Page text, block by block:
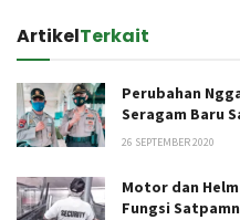
ArtikelTerkait
Perubahan
Seragam Baru
26 SEPTEMBER 2020
Motor dan Helm
Fungsi